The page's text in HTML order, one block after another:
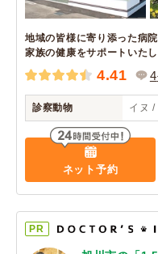
地域の皆様に寄り添った病
家族の健康をサポートいたし
4.41 4
診察動物 イヌ /
ネット予約
PR